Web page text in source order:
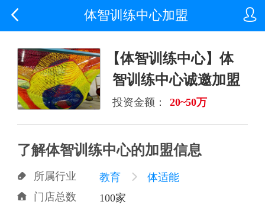

 体智训练中心加盟
【体智训练中心】体
智训练中心诚邀加盟
投资金额： 20~50万
了解体智训练中心的加盟信息
 所属行业 教育  体适能
 门店总数 100家